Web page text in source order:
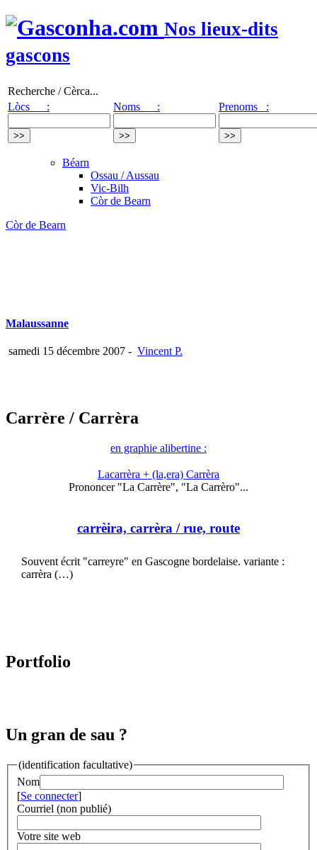
Nos lieux-dits
gascons
Recherche / Cèrca...
Lòcs :
Noms : Prenoms :
Béarn
Ossau / Aussau
Vic-Bilh
Còr de Bearn
Còr de Bearn
Malaussanne
samedi 15 décembre 2007 - Vincent P.
Carrère / Carrèra
en graphie alibertine :
Lacarrèra + (la,era) Carrèra
Prononcer "La Carrère", "La Carrèro"...
carrèira, carrèra / rue, route
Souvent écrit "carreyre" en Gascogne bordelaise. variante :
carrèra (…)
Portfolio
Un gran de sau ?
(identification facultative)
Nom
[Se connecter]
Courriel (non publié)
Votre site web